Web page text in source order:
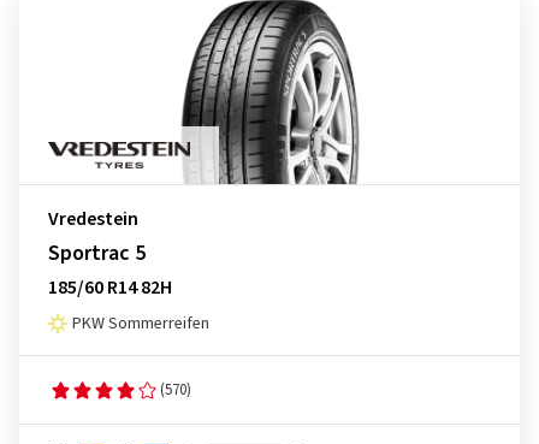
Vredestein
Sportrac 5
185/60 R14 82H
PKW Sommerreifen
(570)